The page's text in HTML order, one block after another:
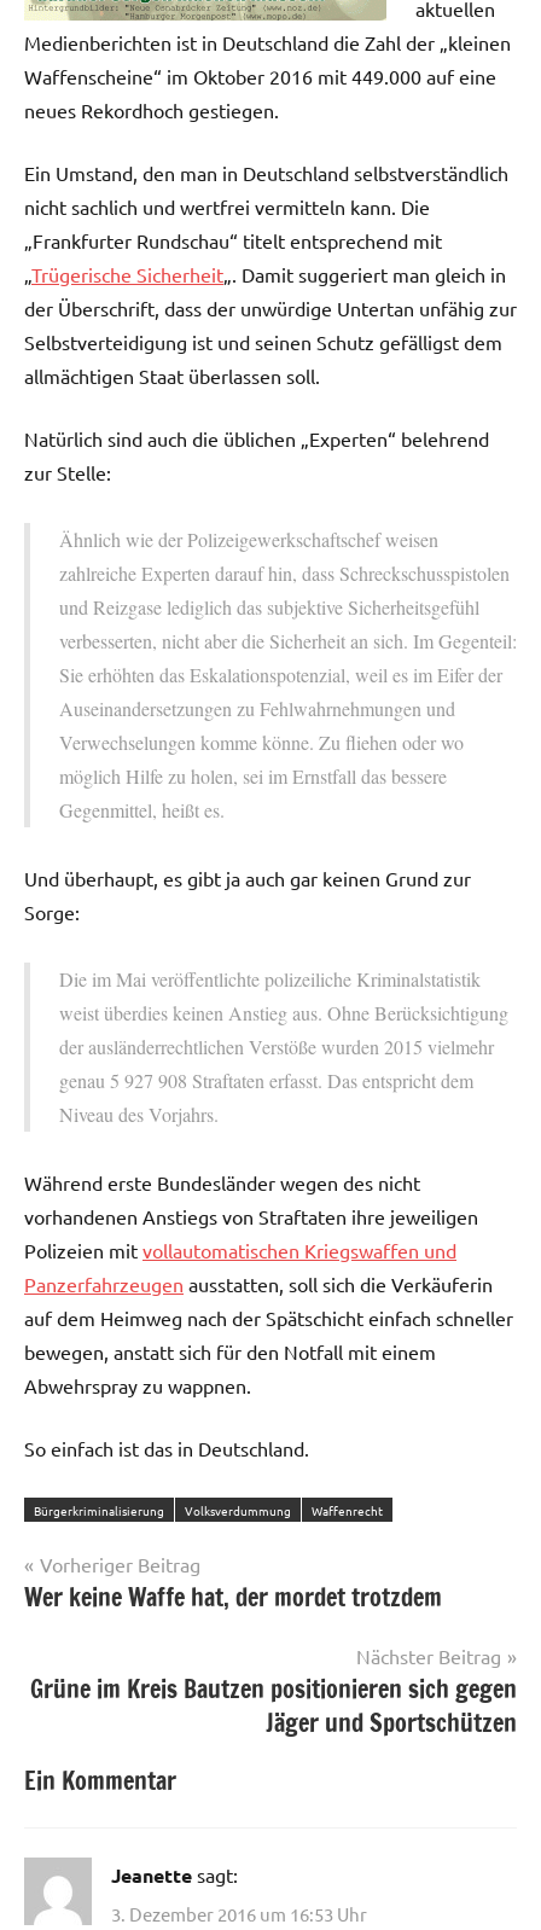
aktuellen
Medienberichten ist in Deutschland die Zahl der „kleinen
Waffenscheine“ im Oktober 2016 mit 449.000 auf eine
neues Rekordhoch gestiegen.
Ein Umstand, den man in Deutschland selbstverständlich
nicht sachlich und wertfrei vermitteln kann. Die
„Frankfurter Rundschau“ titelt entsprechend mit
Trügerische Sicherheit „. Damit suggeriert man gleich in
der Überschrift, dass der unwürdige Untertan unfähig zur
Selbstverteidigung ist und seinen Schutz gefälligst dem
allmächtigen Staat überlassen soll.
Natürlich sind auch die üblichen „Experten“ belehrend
zur Stelle:
Ähnlich wie der Polizeigewerkschaftschef weisen
zahlreiche Experten darauf hin, dass Schreckschusspistolen
und Reizgase lediglich das subjektive Sicherheitsgefühl
verbesserten, nicht aber die Sicherheit an sich. Im Gegenteil:
Sie erhöhten das Eskalationspotenzial, weil es im Eifer der
Auseinandersetzungen zu Fehlwahrnehmungen und
Verwechselungen komme könne. Zu fliehen oder wo
möglich Hilfe zu holen, sei im Ernstfall das bessere
Gegenmittel, heißt es.
Und überhaupt, es gibt ja auch gar keinen Grund zur
Sorge:
Die im Mai veröffentlichte polizeiliche Kriminalstatistik
weist überdies keinen Anstieg aus. Ohne Berücksichtigung
der ausländerrechtlichen Verstöße wurden 2015 vielmehr
genau 5 927 908 Straftaten erfasst. Das entspricht dem
Niveau des Vorjahrs.
Während erste Bundesländer wegen des nicht
vorhandenen Anstiegs von Straftaten ihre jeweiligen
Polizeien mit vollautomatischen Kriegswaffen und
Panzerfahrzeugen ausstatten, soll sich die Verkäuferin
auf dem Heimweg nach der Spätschicht einfach schneller
bewegen, anstatt sich für den Notfall mit einem
Abwehrspray zu wappnen.
So einfach ist das in Deutschland.
Bürgerkriminalisierung Volksverdummung Waffenrecht
Beitragsnavigation
Vorheriger Beitrag
Wer keine Waffe hat, der mordet trotzdem
Nächster Beitrag
Grüne im Kreis Bautzen positionieren sich gegen
Jäger und Sportschützen
Ein Kommentar
Jeanette sagt:
3. Dezember 2016 um 16:53 Uhr